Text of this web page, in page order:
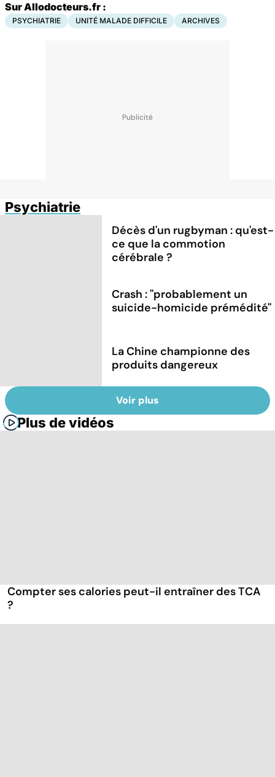
Sur Allodocteurs.fr :
PSYCHIATRIE UNITÉ MALADE DIFFICILE ARCHIVES
Psychiatrie
Décès d'un rugbyman : qu'est-
ce que la commotion
cérébrale ?
Crash : ''probablement un
suicide-homicide prémédité''
La Chine championne des
produits dangereux
Voir plus
Plus de vidéos
Compter ses calories peut-il entraîner des TCA
?